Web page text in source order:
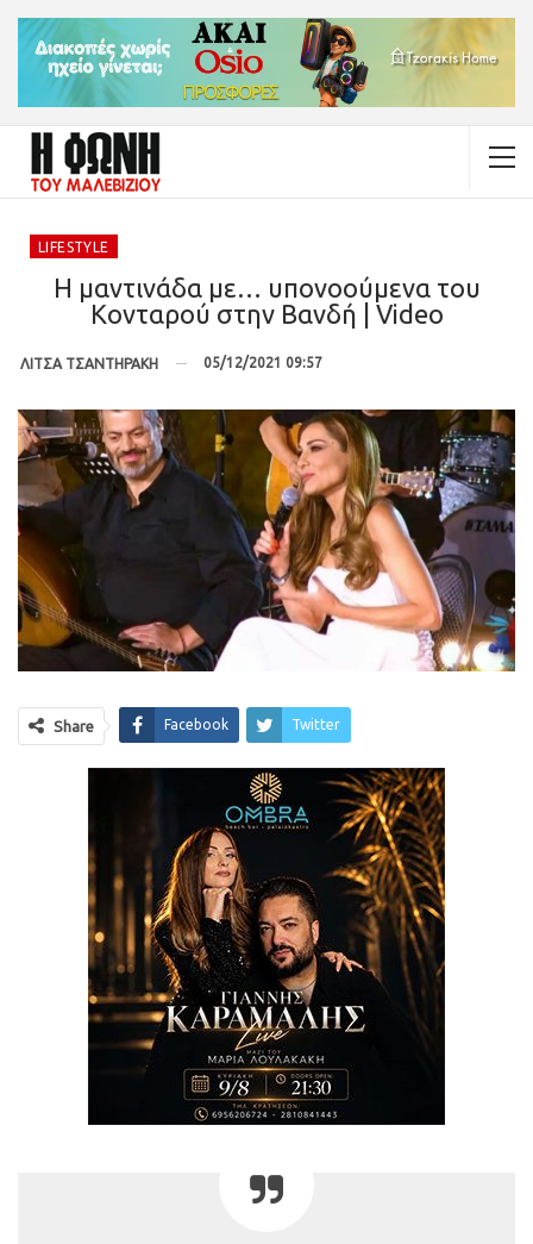
LIFESTYLE
Η μαντινάδα με… υπονοούμενα του
Κονταρού στην Βανδή | Video
ΛΙΤΣΑ ΤΣΑΝΤΗΡΑΚΗ 05/12/2021 09:57
Share Facebook Twitter